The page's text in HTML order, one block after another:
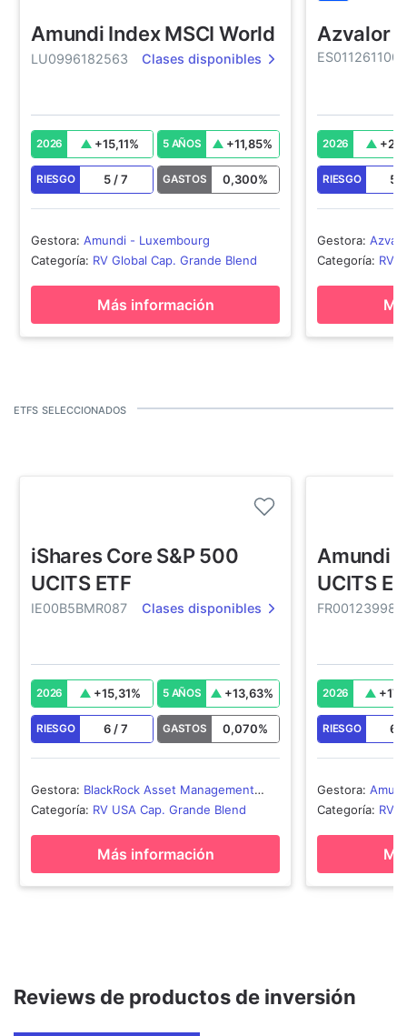
Amundi Index MSCI World
LU0996182563 Clases disponibles
2026 +15,11% 5 AÑOS +11,85%
RIESGO 5 /7 GASTOS 0,300%
Gestora: Amundi - Luxembourg
Categoría: RV Global Cap. Grande Blend
Más información
Azvalor
ES0112611001
2026 +
RIESGO 5
Gestora:
Categoría: RV
etfs seleccionados
iShares Core S&P 500
UCITS ETF
IE00B5BMR087 Clases disponibles
2026 +15,31% 5 AÑOS +13,63%
RIESGO 6 /7 GASTOS 0,070%
Gestora: BlackRock Asset Management
Ireland - ETF
Categoría: RV USA Cap. Grande Blend
Más información
Amundi
UCITS
2026 +
RIESGO 6
Gestora:
Categoría: RV
Reviews de productos de inversión